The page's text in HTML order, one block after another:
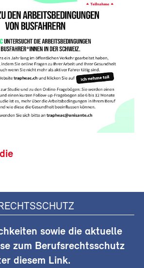
sowie die aktuelle
zum Berufsrechtsschutz
diesem Link.